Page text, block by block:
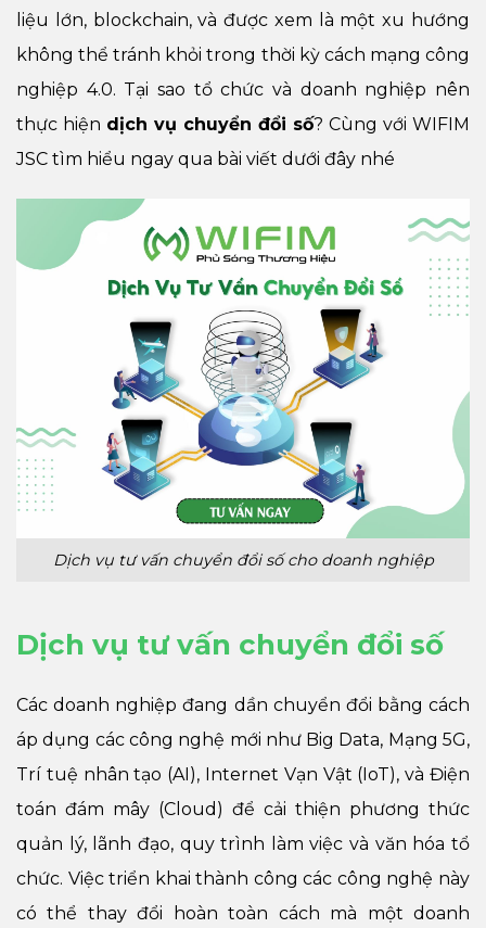
liệu lớn, blockchain, và được xem là một xu hướng
không thể tránh khỏi trong thời kỳ cách mạng công
nghiệp 4.0. Tại sao tổ chức và doanh nghiệp nên
thực hiện dịch vụ chuyển đổi số? Cùng với WIFIM
JSC tìm hiểu ngay qua bài viết dưới đây nhé
Dịch vụ tư vấn chuyển đổi số cho doanh nghiệp
Dịch vụ tư vấn chuyển đổi số
Các doanh nghiệp đang dần chuyển đổi bằng cách
áp dụng các công nghệ mới như Big Data, Mạng 5G,
Trí tuệ nhân tạo (AI), Internet Vạn Vật (IoT), và Điện
toán đám mây (Cloud) để cải thiện phương thức
quản lý, lãnh đạo, quy trình làm việc và văn hóa tổ
chức. Việc triển khai thành công các công nghệ này
có thể thay đổi hoàn toàn cách mà một doanh